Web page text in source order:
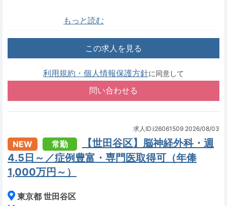
もっと読む
この求人を見る
利用規約・個人情報保護方針に同意して
求人ID:i26061509 2026/08/03
NEW 常勤
【世田谷区】脳神経外科・週
4.5日～／症例豊富・専門医取得可（年俸
1,000万円～）
東京都 世田谷区